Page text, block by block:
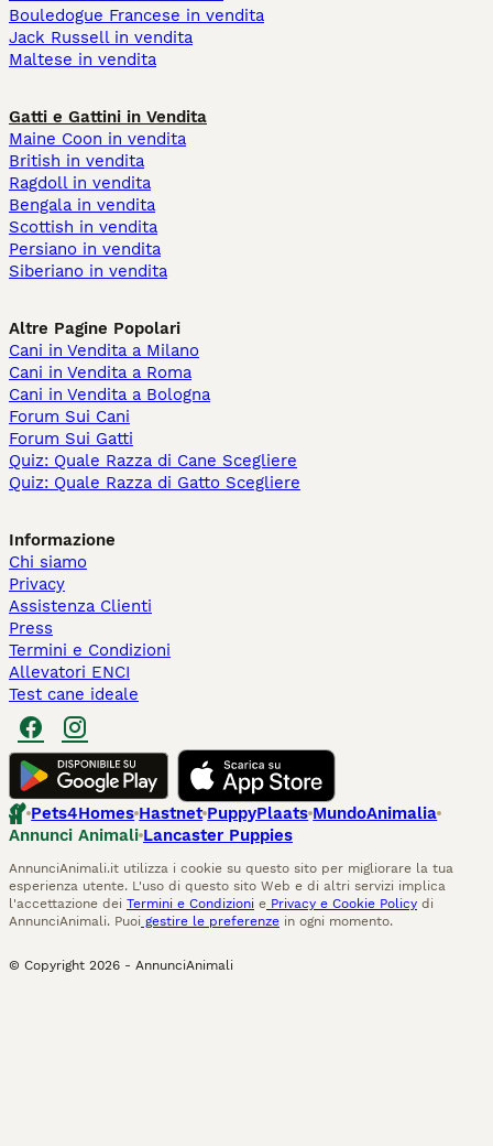
Bouledogue Francese in vendita
Jack Russell in vendita
Maltese in vendita
Gatti e Gattini in Vendita
Maine Coon in vendita
British in vendita
Ragdoll in vendita
Bengala in vendita
Scottish in vendita
Persiano in vendita
Siberiano in vendita
Altre Pagine Popolari
Cani in Vendita a Milano
Cani in Vendita a Roma
Cani in Vendita a Bologna
Forum Sui Cani
Forum Sui Gatti
Quiz: Quale Razza di Cane Scegliere
Quiz: Quale Razza di Gatto Scegliere
Informazione
Chi siamo
Privacy
Assistenza Clienti
Press
Termini e Condizioni
Allevatori ENCI
Test cane ideale
Pets4Homes Hastnet PuppyPlaats MundoAnimalia
Annunci Animali Lancaster Puppies
AnnunciAnimali.it utilizza i cookie su questo sito per migliorare la tua
esperienza utente. L'uso di questo sito Web e di altri servizi implica
l'accettazione dei Termini e Condizioni e Privacy e Cookie Policy di
AnnunciAnimali. Puoi gestire le preferenze in ogni momento.
© Copyright 2026 - AnnunciAnimali